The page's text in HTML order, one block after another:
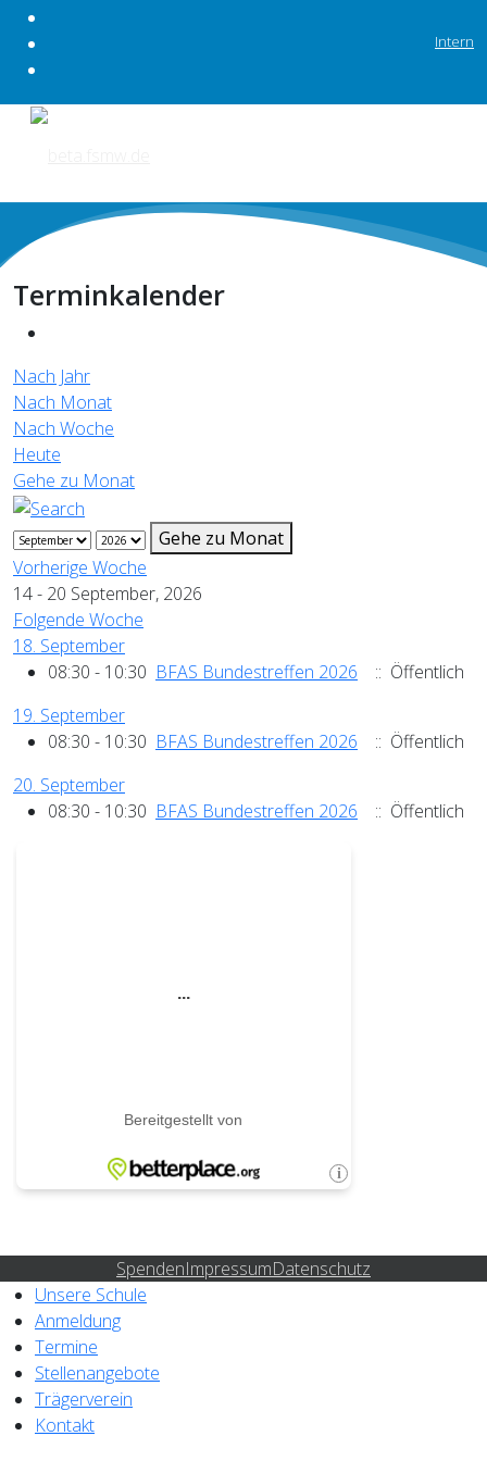
Intern
Terminkalender
Nach Jahr
Nach Monat
Nach Woche
Heute
Gehe zu Monat
Gehe zu Monat
Vorherige Woche
14 - 20 September, 2026
Folgende Woche
18. September
08:30 - 10:30 BFAS Bundestreffen 2026
:: Öffentlich
19. September
08:30 - 10:30 BFAS Bundestreffen 2026
:: Öffentlich
20. September
08:30 - 10:30 BFAS Bundestreffen 2026 :: Öffentlich
SpendenImpressumDatenschutz
Unsere Schule
Anmeldung
Termine
Stellenangebote
Trägerverein
Kontakt